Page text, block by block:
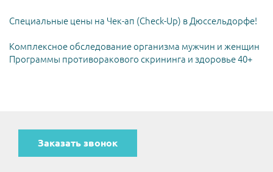
Специальные цены на Чек-ап (Check-Up) в Дюссельдорфе!
Комплексное обследование организма мужчин и женщин
Программы противоракового скрининга и здоровье 40+
Заказать звонок